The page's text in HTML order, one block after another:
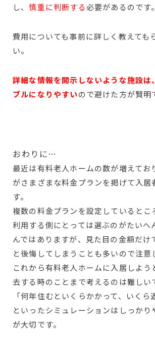
し、慎重に判断する必要があるのです。
費用についても事前に詳しく教えても
い。
詳細な情報を開示しないような施設は
ブルになりやすいので避けた方が賢明
おわりに…
最近は有料老人ホームの数が増えてお
がさまざまな料金プランを掲げて入居
す。
複数の料金プランを設定しているとこ
利用する側にとっては選ぶのがたいへ
んではありますが、見た目の金額だけ
と後悔してしまうことも多いので注意
これから有料老人ホームに入居しよう
去する時のことまで考えるのは難しい
「何年住むといくらかかって、いくら
といったシミュレーションはしっかり
が大切です。